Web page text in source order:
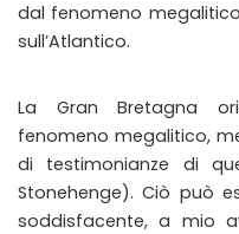
dal fenomeno
sull’Atlantico.
La Gran Bretagna
fenomeno megalitico,
di testimonianze di
Stonehenge). Ciò può
soddisfacente, a mio